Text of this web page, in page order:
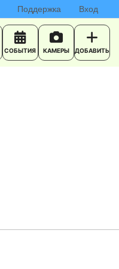
Поддержка Вход
СОБЫТИЯ КАМЕРЫ ДОБАВИТЬ